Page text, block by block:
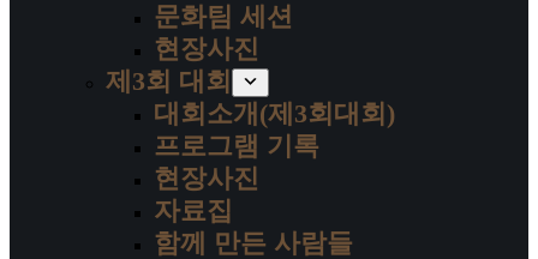
문화팀 세션
현장사진
제3회 대회
대회소개(제3회대회)
프로그램 기록
현장사진
자료집
함께 만든 사람들